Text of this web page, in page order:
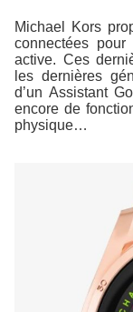
Michael Kors
connectées
active. Ces
les dernières
d’un Assistant
encore de
physique…